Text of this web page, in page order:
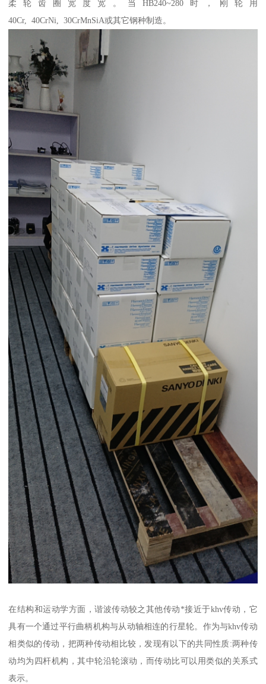
柔轮齿圈宽度宽。当HB240~280时，刚轮用
40Cr, 40CrNi, 30CrMnSiA或其它钢种制造。
在结构和运动学方面，谐波传动较之其他传动*接近于khv传动，它
具有一个通过平行曲柄机构与从动轴相连的行星轮。作为与khv传动
相类似的传动，把两种传动相比较，发现有以下的共同性质:两种传
动均为四杆机构，其中轮沿轮滚动，而传动比可以用类似的关系式
表示。